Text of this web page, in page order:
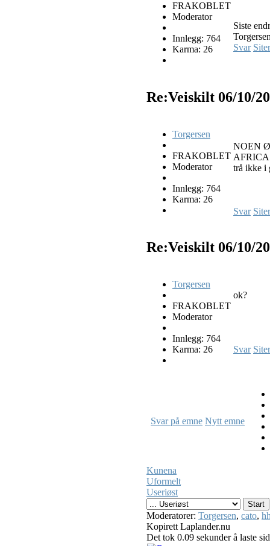
FRAKOBLET
Moderator
Innlegg: 764
Karma: 26
Siste
Svar Siter
Re:Veiskilt 06/10/
Torgersen
FRAKOBLET
Moderator
Innlegg: 764
Karma: 26
NOEN
trå ikke i
Svar Siter
Re:Veiskilt 06/10/
Torgersen
FRAKOBLET
Moderator
Innlegg: 764
Karma: 26
ok?
Svar Siter
Svar på emne Nytt emne
Kunena
Uformelt
Useriøst
Moderatorer: Torgersen, cato,
Kopirett Laplander.nu
Det tok 0.09 sekunder å laste